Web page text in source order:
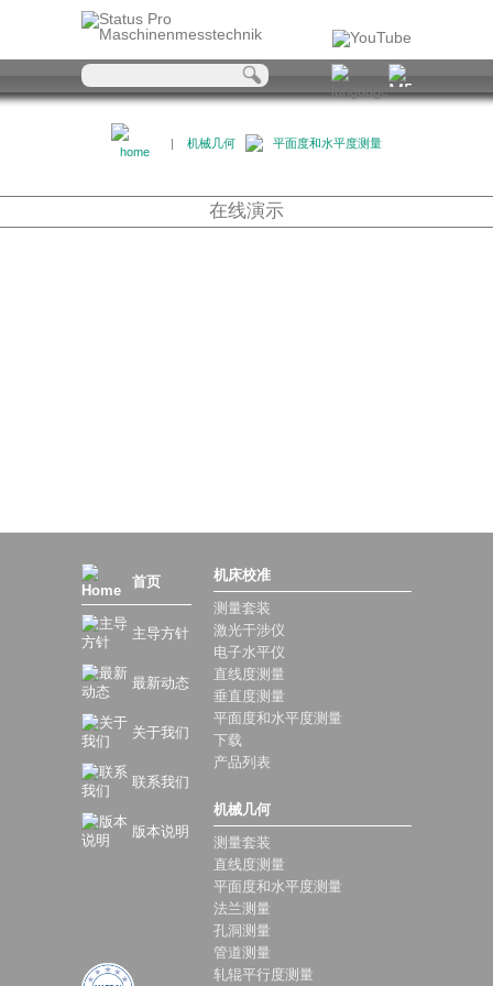
| 机械几何 平面度和水平度测量
在线演示
首页
主导方针
最新动态
关于我们
联系我们
版本说明
机床校准
测量套装
激光干涉仪
电子水平仪
直线度测量
垂直度测量
平面度和水平度测量
下载
产品列表
机械几何
测量套装
直线度测量
平面度和水平度测量
法兰测量
孔洞测量
管道测量
轧辊平行度测量